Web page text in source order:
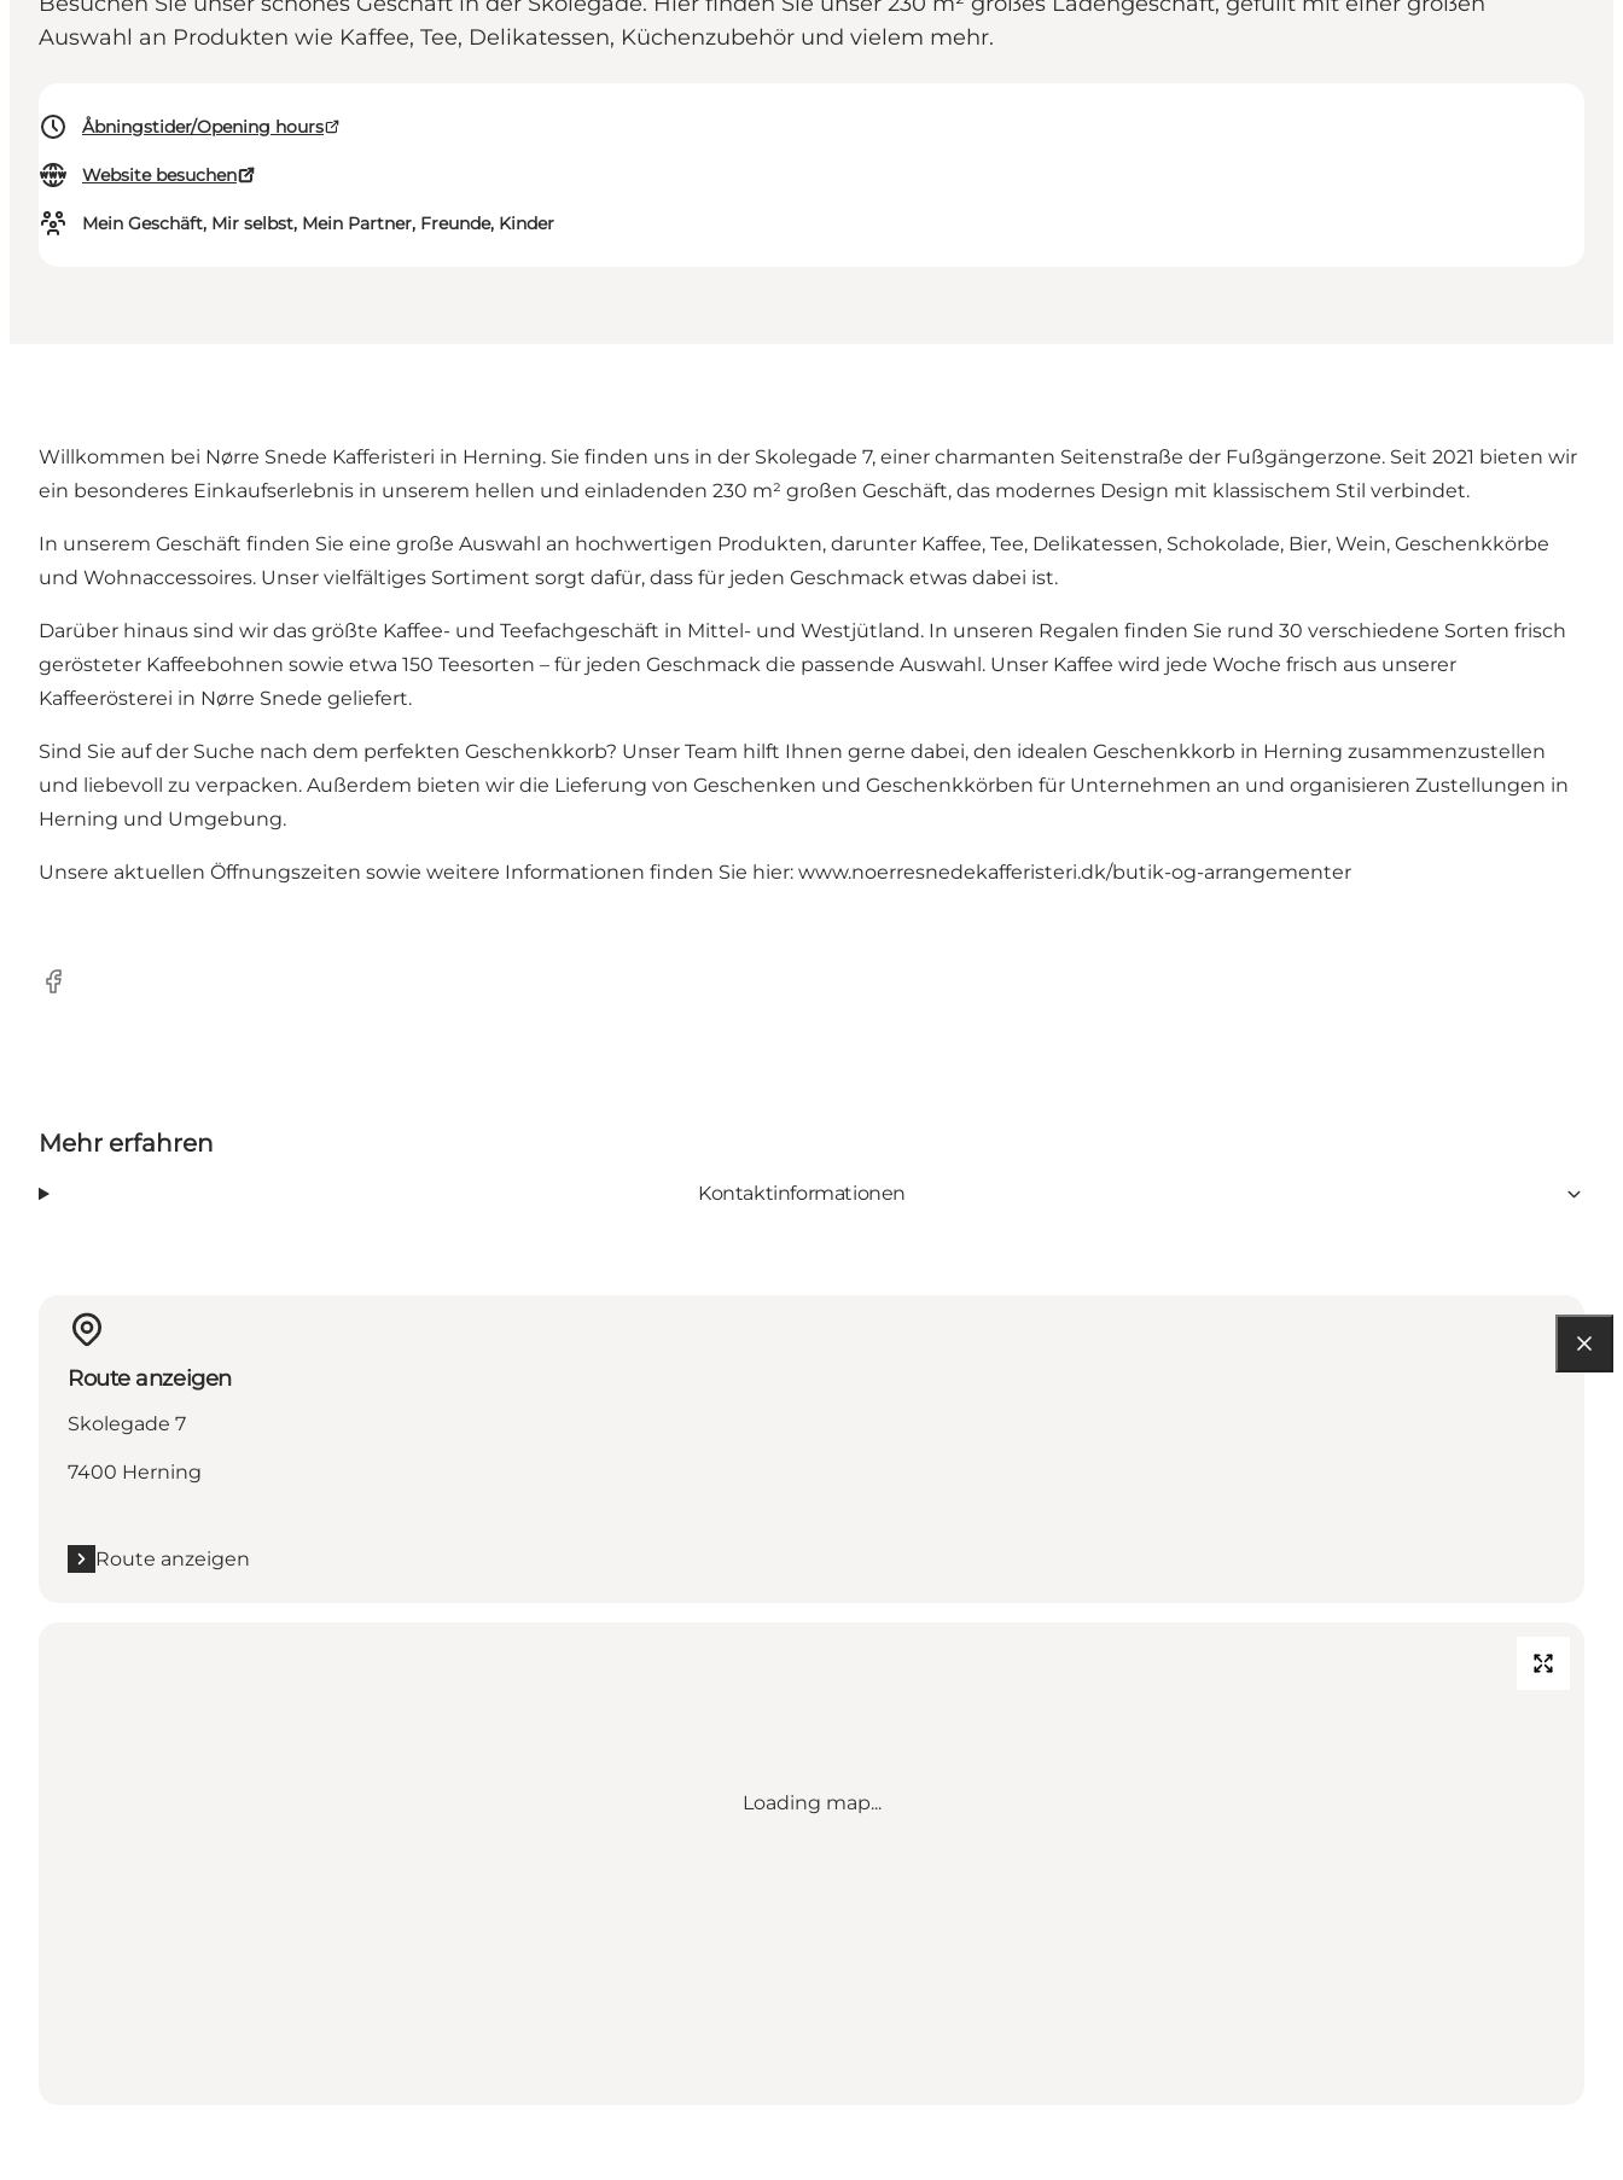
Auswahl an Produkten wie Kaffee, Tee, Delikatessen, Küchenzubehör und vielem mehr.
Åbningstider/Opening hours
Website besuchen
Mein Geschäft, Mir selbst, Mein Partner, Freunde, Kinder
Willkommen bei Nørre Snede Kafferisteri in Herning. Sie finden uns in der Skolegade 7, einer charmanten Seitenstraße der Fußgängerzone. Seit 2021 bieten wir
ein besonderes Einkaufserlebnis in unserem hellen und einladenden 230 m² großen Geschäft, das modernes Design mit klassischem Stil verbindet.
In unserem Geschäft finden Sie eine große Auswahl an hochwertigen Produkten, darunter Kaffee, Tee, Delikatessen, Schokolade, Bier, Wein, Geschenkkörbe
und Wohnaccessoires. Unser vielfältiges Sortiment sorgt dafür, dass für jeden Geschmack etwas dabei ist.
Darüber hinaus sind wir das größte Kaffee- und Teefachgeschäft in Mittel- und Westjütland. In unseren Regalen finden Sie rund 30 verschiedene Sorten frisch
gerösteter Kaffeebohnen sowie etwa 150 Teesorten – für jeden Geschmack die passende Auswahl. Unser Kaffee wird jede Woche frisch aus unserer
Kaffeerösterei in Nørre Snede geliefert.
Sind Sie auf der Suche nach dem perfekten Geschenkkorb? Unser Team hilft Ihnen gerne dabei, den idealen Geschenkkorb in Herning zusammenzustellen
und liebevoll zu verpacken. Außerdem bieten wir die Lieferung von Geschenken und Geschenkkörben für Unternehmen an und organisieren Zustellungen in
Herning und Umgebung.
Unsere aktuellen Öffnungszeiten sowie weitere Informationen finden Sie hier: www.noerresnedekafferisteri.dk/butik-og-arrangementer
Facebook
Mehr erfahren
Kontaktinformationen
Route anzeigen
Skolegade 7
7400 Herning
Route anzeigen
Loading map...